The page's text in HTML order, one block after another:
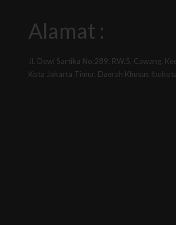
Alamat :
Jl. Dewi Sartika No.289, RW.5, Cawang,
Kota Jakarta Timur, Daerah Khusus